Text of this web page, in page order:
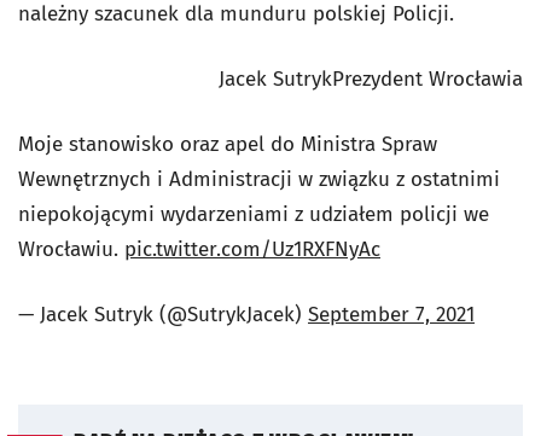
należny szacunek dla munduru polskiej Policji.
Jacek SutrykPrezydent Wrocławia
Moje stanowisko oraz apel do Ministra Spraw
Wewnętrznych i Administracji w związku z ostatnimi
niepokojącymi wydarzeniami z udziałem policji we
Wrocławiu. pic.twitter.com/Uz1RXFNyAc
— Jacek Sutryk (@SutrykJacek) September 7, 2021